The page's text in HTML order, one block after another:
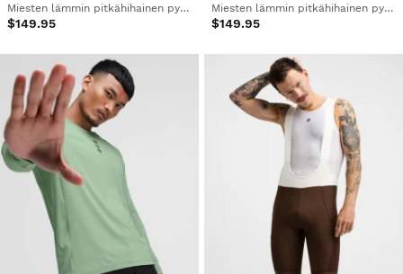
Miesten lämmin pitkähihainen pyöräilypaita
$149.95
Miesten lämmin pitkähihainen pyöräilypaita
$149.95